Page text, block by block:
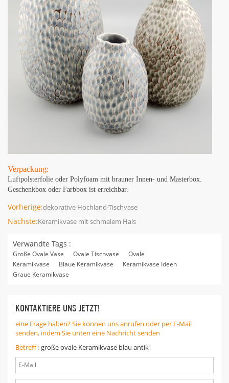
Verpackung:
Luftpolsterfolie oder Polyfoam mit brauner Innen- und Masterbox.
Geschenkbox oder Farbbox ist erreichbar.
Vorherige:dekorative Hochland-Tischvase
Nächste:Keramikvase mit schmalem Hals
Verwandte Tags :
Große Ovale Vase Ovale Tischvase
Ovale
Keramikvase
Blaue Keramikvase
Keramikvase Ideen
Graue Keramikvase
KONTAKTIERE UNS JETZT!
eine Frage haben? Sie können uns anrufen oder per E-Mail
senden, indem Sie unten eine Nachricht senden
Betreff :große ovale Keramikvase blau antik